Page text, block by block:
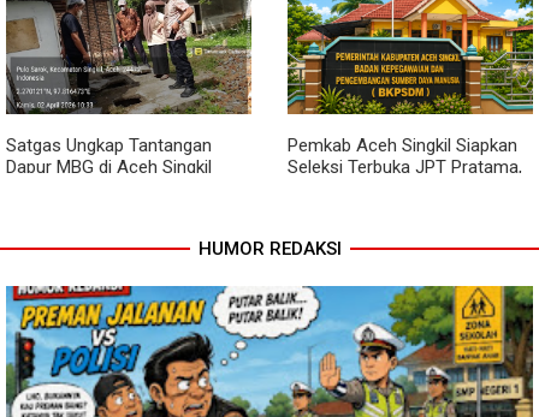
Lewat Komsos, Babinsa
Rundeng Pantau Stok dan
Harga Pupuk
Dari Bibit Jadi Harapan,
Babinsa Dampingi Warga
Kembangkan Semangka
Satgas Ungkap Tantangan
Dapur MBG di Aceh Singkil
Pemkab Aceh Singkil Siapkan
Seleksi Terbuka JPT Pratama,
HUMOR REDAKSI